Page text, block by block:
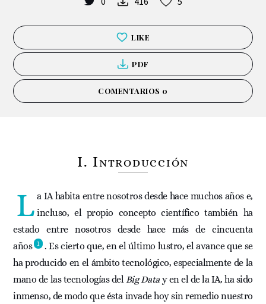
LIKE
PDF
COMENTARIOS 0
I. Introducción
L a IA habita entre nosotros desde hace muchos años e,
incluso, el propio concepto científico también ha
estado entre nosotros desde hace más de cincuenta
años
1
. Es cierto que, en el último lustro, el avance que se
ha producido en el ámbito tecnológico, especialmente de la
mano de las tecnologías del Big Datay en el de la IA, ha sido
inmenso, de modo que ésta invade hoy sin remedio nuestro